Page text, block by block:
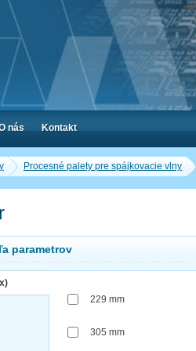
Procesné palety pre spájkovacie vlny
parametrov
229 mm
305 mm
nás Kontakt